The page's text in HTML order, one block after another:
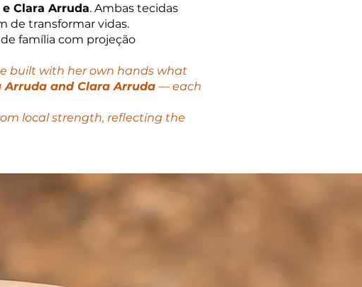
Clara Arruda. Ambas tecidas
de transformar vidas.
família com projeção
built with her own hands what
Arruda and Clara Arruda — each
local strength, reflecting the